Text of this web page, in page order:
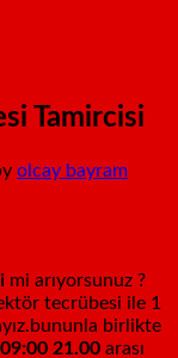
Tamircisi
olcay bayram
mi arıyorsunuz ?
tecrübesi ile 1
birlikte
09:00 21.00arası